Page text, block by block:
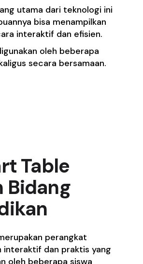
utama dari teknologi ini
bisa menampilkan
interaktif dan efisien.
oleh beberapa
secara bersamaan.
Table
Bidang
perangkat
interaktif dan praktis yang
oleh beberapa siswa